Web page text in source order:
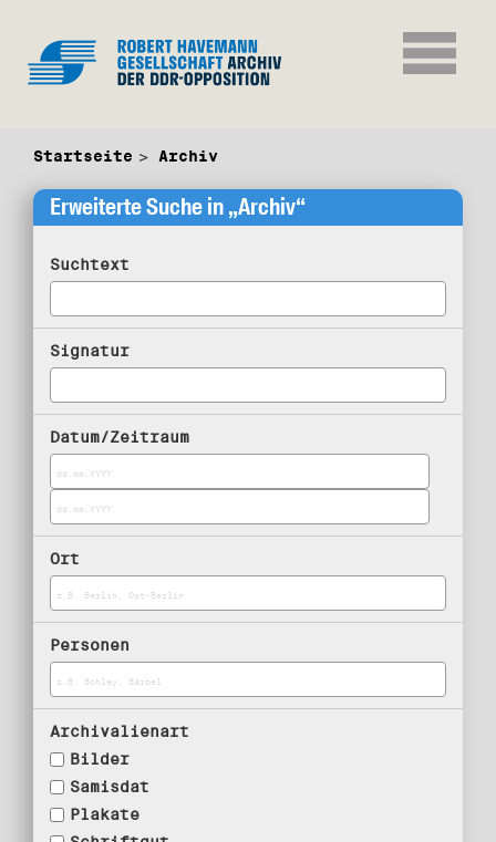
Startseite Archiv
Erweiterte Suche in „Archiv“
Suchtext
Signatur
Datum/Zeitraum
Ort
Personen
Archivalienart
Bilder
Samisdat
Plakate